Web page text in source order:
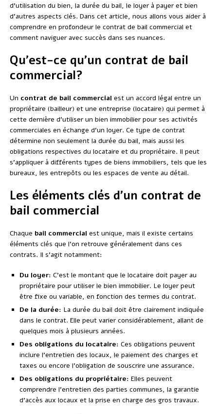
d’utilisation du bien, la durée du bail, le loyer à payer et bien
d’autres aspects clés. Dans cet article, nous allons vous aider à
comprendre en profondeur le contrat de bail commercial et
comment naviguer avec succès dans ses nuances.
Qu’est-ce qu’un contrat de bail
commercial?
Un contrat de bail commercial est un accord légal entre un
propriétaire (bailleur) et une entreprise (locataire) qui permet à
cette dernière d’utiliser un bien immobilier pour ses activités
commerciales en échange d’un loyer. Ce type de contrat
détermine non seulement la durée du bail, mais aussi les
obligations respectives du locataire et du propriétaire. Il peut
s’appliquer à différents types de biens immobiliers, tels que les
bureaux, les entrepôts ou les espaces de vente au détail.
Les éléments clés d’un contrat de
bail commercial
Chaque bail commercial est unique, mais il existe certains
éléments clés que l’on retrouve généralement dans ces
contrats. Il s’agit notamment:
Du loyer: C’est le montant que le locataire doit payer au
propriétaire pour utiliser le bien immobilier. Le loyer peut
être fixe ou variable, en fonction des termes du contrat.
De la durée: La durée du bail doit être clairement indiquée
dans le contrat. Elle peut varier considérablement, allant de
quelques mois à plusieurs années.
Des obligations du locataire: Ces obligations peuvent
inclure l’entretien des locaux, le paiement des charges et
taxes ou encore l’obligation de souscrire une assurance.
Des obligations du propriétaire: Elles peuvent
comprendre l’entretien des parties communes, la garantie
d’accès aux locaux et la prise en charge des gros travaux.